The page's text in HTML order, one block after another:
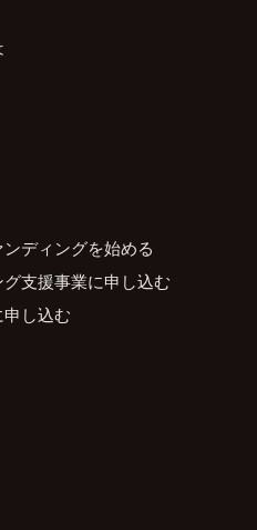
ディングを始める
支援事業に申し込む
し込む